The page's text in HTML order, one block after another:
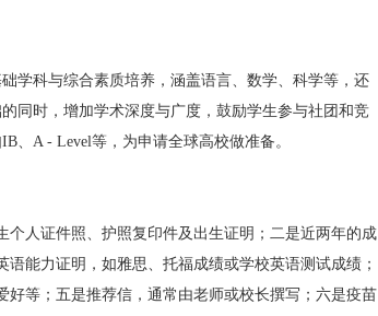
学科与综合素质培养，涵盖语言、数学、科学等，还
同时，增加学术深度与广度，鼓励学生参与社团和竞
、A - Level等，为申请全球高校做准备。
人证件照、护照复印件及出生证明；二是近两年的成
能力证明，如雅思、托福成绩或学校英语测试成绩；
好等；五是推荐信，通常由老师或校长撰写；六是疫苗